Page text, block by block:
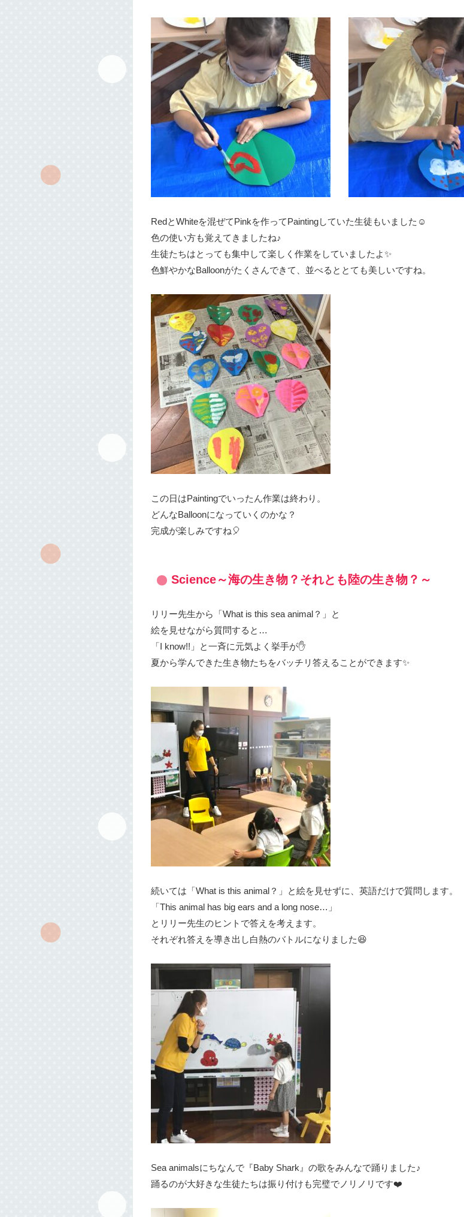
RedとWhiteを混ぜてPinkを作ってPaintingしていた生徒もいました☺️
色の使い方も覚えてきましたね♪
生徒たちはとっても集中して楽しく作業をしていましたよ✨
色鮮やかなBalloonがたくさんできて、並べるととても美しいですね。
この日はPaintingでいったん作業は終わり。
どんなBalloonになっていくのかな？
完成が楽しみですね🎈
Science～海の生き物？それとも陸の生き物？～
リリー先生から「What is this sea animal？」と
絵を見せながら質問すると…
「I know!!」と一斉に元気よく挙手が✋
夏から学んできた生き物たちをバッチリ答えることができます✨
続いては「What is this animal？」と絵を見せずに、英語だけで質問します。
「This animal has big ears and a long nose…」
とリリー先生のヒントで答えを考えます。
それぞれ答えを導き出し白熱のバトルになりました😆
Sea animalsにちなんで『Baby Shark』の歌をみんなで踊りました♪
踊るのが大好きな生徒たちは振り付けも完璧でノリノリです❤️